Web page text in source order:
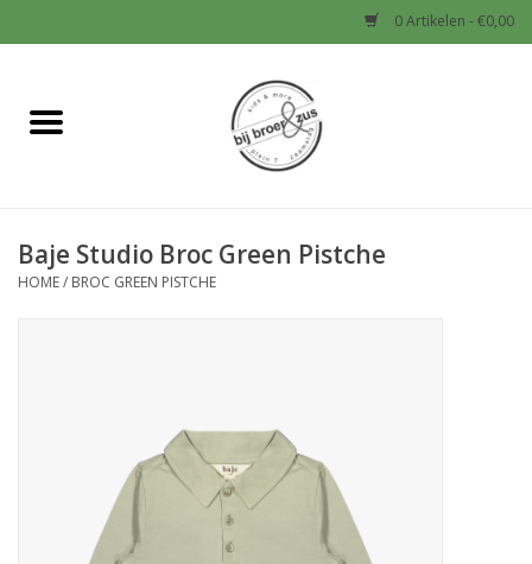
0 Artikelen - €0,00
Home
Baby
Schoenen en Tassen
Baje Studio Broc Green Pistche
HOME/ BROC GREEN PISTCHE